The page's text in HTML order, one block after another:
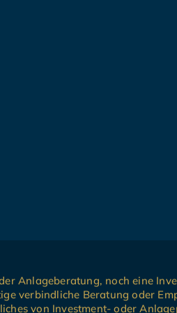
Anlageberatung, noch eine
verbindliche Beratung oder
von Investment- oder